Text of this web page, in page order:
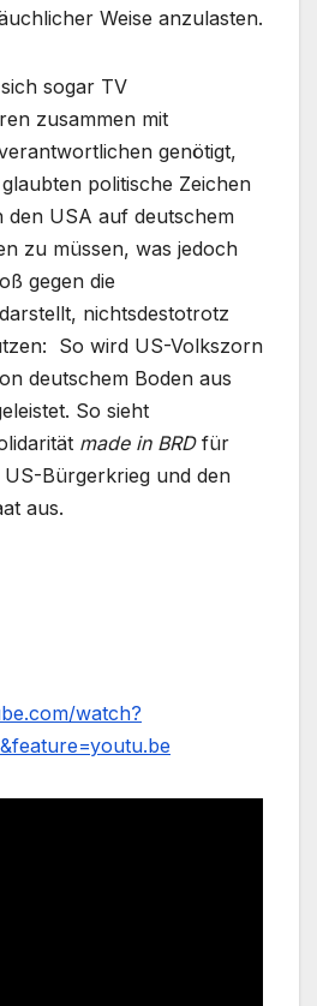
Weise anzulasten.
sogar TV
zusammen mit
genötigt,
politische Zeichen
den USA auf deutschem
zu müssen, was jedoch
gegen die
nichtsdestotrotz
So wird US-Volkszorn
deutschem Boden aus
So sieht
made in BRDfür
Bürgerkrieg und den
aus.
watch?